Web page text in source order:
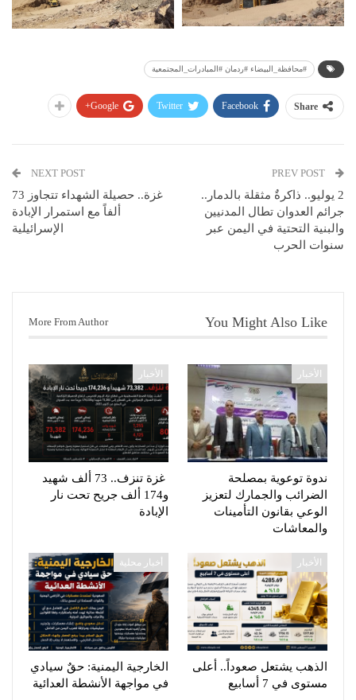
#محافظة_البيضاء #ردمان #المبادرات_المجتمعية
Share
Facebook
Twitter
Google+
2 يوليو.. ذاكرةٌ مثقلة بالدمار..
جرائم العدوان تطال المدنيين
والبنية التحتية في اليمن عبر
سنوات الحرب
NEXT POST
غزة.. حصيلة الشهداء تتجاوز 73
ألفاً مع استمرار الإبادة
الإسرائيلية
You Might Also Like
More From Author
الأخبار
ندوة توعوية بمصلحة
الضرائب والجمارك لتعزيز
الوعي بقانون التأمينات
والمعاشات
الأخبار
غزة تنزف.. 73 ألف شهيد
و174 ألف جريح تحت نار
الإبادة
الأخبار
الذهب يشتعل صعوداً.. أعلى
مستوى في 7 أسابيع
أخبار محلية
الخارجية اليمنية: حقٌ سيادي
في مواجهة الأنشطة العدائية